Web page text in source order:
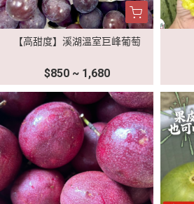
【高甜度】溪湖溫室巨峰葡萄
$850 ~ 1,680